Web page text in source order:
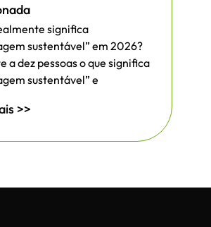
significa
sustentável” em 2026?
a dez pessoas o que significa
sustentável” e
>>